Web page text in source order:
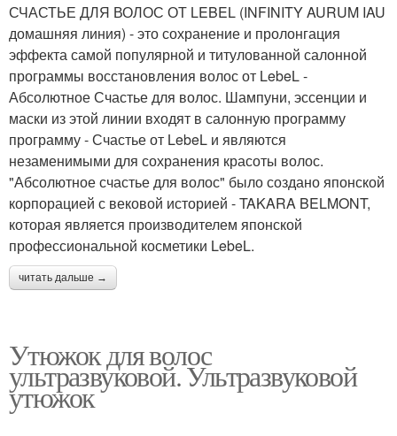
СЧАСТЬЕ ДЛЯ ВОЛОС ОТ LEBEL (INFINITY AURUM IAU
домашняя линия) - это сохранение и пролонгация
эффекта самой популярной и титулованной салонной
программы восстановления волос от LebeL -
Абсолютное Счастье для волос. Шампуни, эссенции и
маски из этой линии входят в салонную программу
программу - Счастье от LebeL и являются
незаменимыми для сохранения красоты волос.
"Абсолютное счастье для волос" было создано японской
корпорацией с вековой историей - TAKARA BELMONT,
которая является производителем японской
профессиональной косметики LebeL.
читать дальше →
Утюжок для волос
ультразвуковой. Ультразвуковой
утюжок